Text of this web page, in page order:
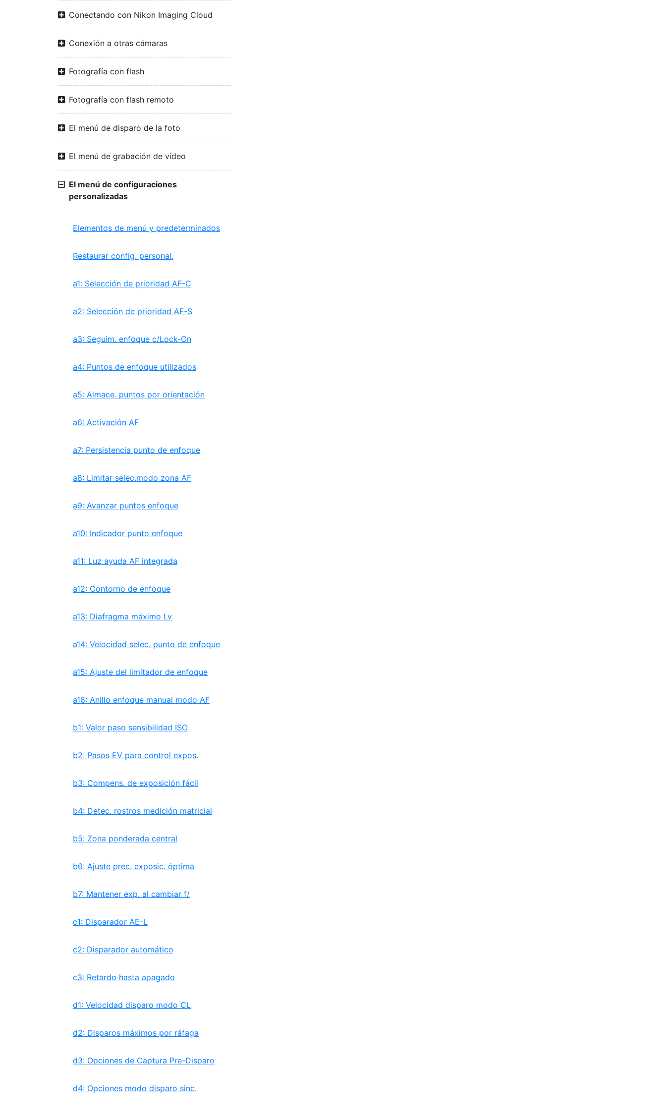
Conectando con Nikon Imaging Cloud
Conexión a otras cámaras
Fotografía con flash
Fotografía con flash remoto
El menú de disparo de la foto
El menú de grabación de vídeo
El menú de configuraciones
personalizadas
Elementos de menú y predeterminados
Restaurar config. personal.
a1: Selección de prioridad AF-C
a2: Selección de prioridad AF-S
a3: Seguim. enfoque c/Lock-On
a4: Puntos de enfoque utilizados
a5: Almace. puntos por orientación
a6: Activación AF
a7: Persistencia punto de enfoque
a8: Limitar selec.modo zona AF
a9: Avanzar puntos enfoque
a10: Indicador punto enfoque
a11: Luz ayuda AF integrada
a12: Contorno de enfoque
a13: Diafragma máximo Lv
a14: Velocidad selec. punto de enfoque
a15: Ajuste del limitador de enfoque
a16: Anillo enfoque manual modo AF
b1: Valor paso sensibilidad ISO
b2: Pasos EV para control expos.
b3: Compens. de exposición fácil
b4: Detec. rostros medición matricial
b5: Zona ponderada central
b6: Ajuste prec. exposic. óptima
b7: Mantener exp. al cambiar f/
c1: Disparador AE-L
c2: Disparador automático
c3: Retardo hasta apagado
d1: Velocidad disparo modo CL
d2: Disparos máximos por ráfaga
d3: Opciones de Captura Pre-Disparo
d4: Opciones modo disparo sinc.